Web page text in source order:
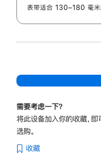
表带适合 130–180 毫米
需要考虑一下？
将此设备加入你的收藏，
选购。
收藏